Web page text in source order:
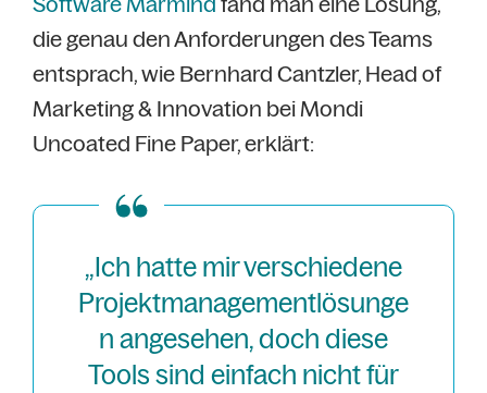
die genau den Anforderungen des Teams
entsprach, wie Bernhard Cantzler, Head of
Marketing & Innovation bei Mondi
Uncoated Fine Paper, erklärt:
„Ich hatte mir verschiedene
Projektmanagementlösunge
n angesehen, doch diese
Tools sind einfach nicht für